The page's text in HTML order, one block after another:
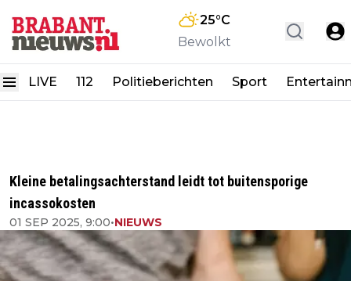
25°C
Bewolkt
LIVE 112 Politieberichten Sport
Kleine betalingsachterstand leidt tot buitensporige
incassokosten
01 SEP 2025, 9:00•NIEUWS